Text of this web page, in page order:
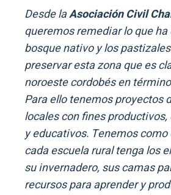
Desde laAsociación Civil
queremos remediar lo que
bosque nativo y los
preservar esta zona que es
noroeste cordobés en
Para ello tenemos proyectos
locales con fines
y educativos. Tenemos
cada escuela rural tenga los
su invernadero, sus camas
recursos para aprender y